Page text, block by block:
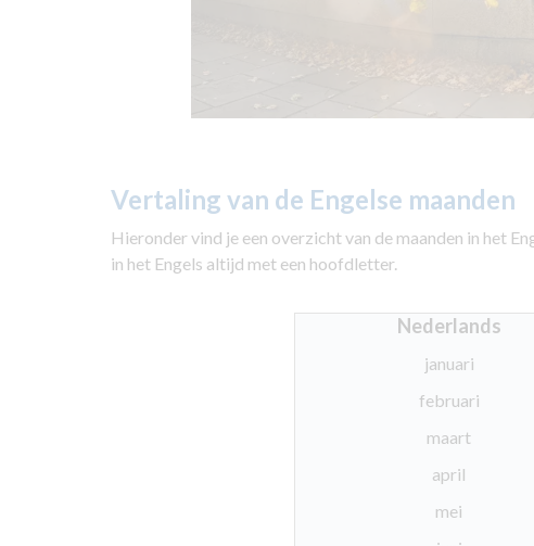
Vertaling van de Engelse maanden
Hieronder vind je een overzicht van de maanden in het
in het Engels altijd met een hoofdletter.
Nederlands
januari
februari
maart
april
mei